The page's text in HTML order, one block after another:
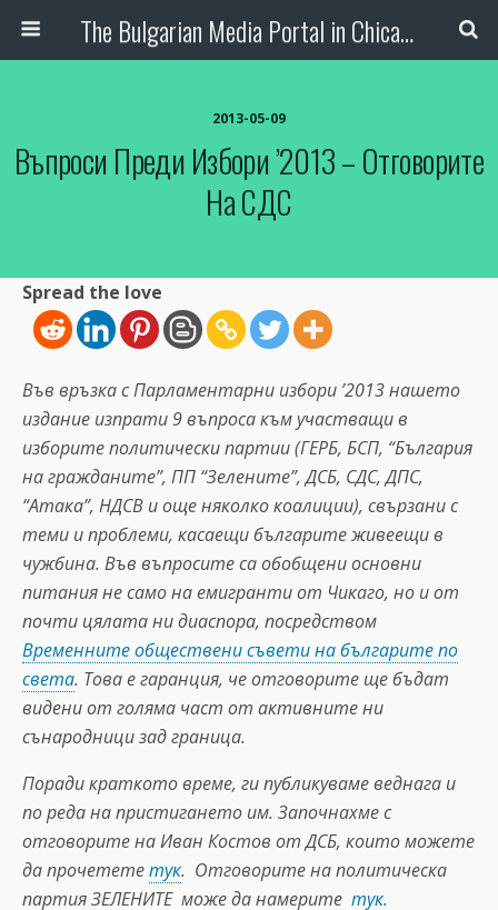
The Bulgarian Media Portal in Chicago
2013-05-09
Въпроси Преди Избори ’2013 – Отговорите
На СДС
Spread the love
Във връзка с Парламентарни избори ’2013 нашето
издание изпрати 9 въпроса към участващи в
изборите политически партии (ГЕРБ, БСП, “България
на гражданите”, ПП “Зелените”, ДСБ, СДС, ДПС,
“Атака”, НДСВ и още няколко коалиции), свързани с
теми и проблеми, касаещи българите живеещи в
чужбина. Във въпросите са обобщени основни
питания не само на емигранти от Чикаго, но и от
почти цялата ни диаспора, посредством
Временните обществени съвети на българите по
света. Това е гаранция, че отговорите ще бъдат
видени от голяма част от активните ни
сънародници зад граница.
Поради краткото време, ги публикуваме веднага и
по реда на пристигането им. Започнахме с
отговорите на Иван Костов от ДСБ, които можете
да прочетететук. Отговорите на политическа
партия ЗЕЛЕНИТЕ може да намерите тук.